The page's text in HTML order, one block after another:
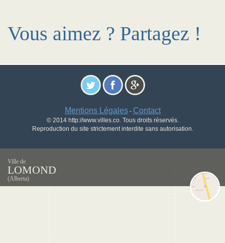
Vous aimez ? Partagez !
Mentions Légales- Contact
© 2014 http://www.villes.co. Tous droits réservés.
Reproduction du site strictement interdite sans autorisation.
Ville de
LOMOND
(Alberta)